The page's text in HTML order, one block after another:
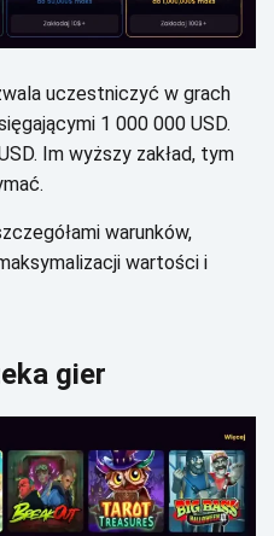
uсzеstnісzуć w grасh
1 000 000 USD.
Іm wуższу zаkłаd, tуm
wаrunków,
wаrtоśсі і
gіеr